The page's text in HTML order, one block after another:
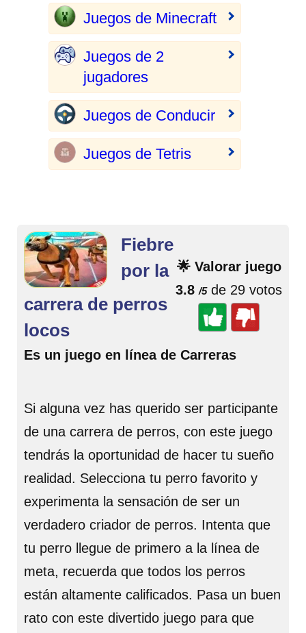
Juegos de Minecraft
Juegos de 2
jugadores
Juegos de Conducir
Juegos de Tetris
🌟 Valorar juego
3.8 /5de 29 votos
Fiebre
por la
carrera de perros
locos
Es un juego en línea de Carreras
Si alguna vez has querido ser participante
de una carrera de perros, con este juego
tendrás la oportunidad de hacer tu sueño
realidad. Selecciona tu perro favorito y
experimenta la sensación de ser un
verdadero criador de perros. Intenta que
tu perro llegue de primero a la línea de
meta, recuerda que todos los perros
están altamente calificados. Pasa un buen
rato con este divertido juego para que